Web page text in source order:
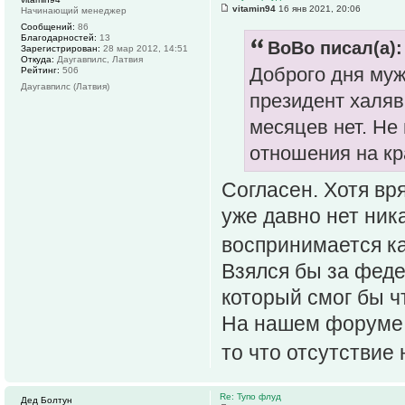
vitamin94 16 янв 2021, 20:06
BoBo писал(а):
Доброго дня
президент
месяцев нет.
отношения на
Согласен. Хотя
уже давно нет
воспринимается
Взялся бы за
который смог бы
На нашем форуме
то что
Начинающий менеджер
Сообщений: 86
Благодарностей: 13
Зарегистрирован: 28 мар 2012, 14:51
Откуда: Даугавпилс, Латвия
Рейтинг: 506
Даугавпилс (Латвия)
Re: Тупо флуд
Дед Болтун